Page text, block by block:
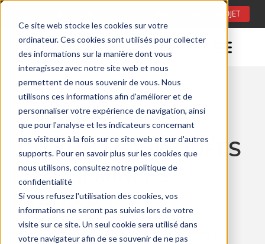
Ce site web stocke les cookies sur votre
ordinateur. Ces cookies sont utilisés pour collecter
des informations sur la manière dont vous
interagissez avec notre site web et nous
permettent de nous souvenir de vous. Nous
utilisons ces informations afin d'améliorer et de
personnaliser votre expérience de navigation, ainsi
que pour l'analyse et les indicateurs concernant
nos visiteurs à la fois sur ce site web et sur d'autres
supports. Pour en savoir plus sur les cookies que
nous utilisons, consultez notre politique de
confidentialité
Si vous refusez l'utilisation des cookies, vos
informations ne seront pas suivies lors de votre
visite sur ce site. Un seul cookie sera utilisé dans
votre navigateur afin de se souvenir de ne pas
CONSULTATION DE PROJET
Temps de lecture: 0 minuty
13/12/2024
OÙ SONT FABRIQUÉES
LES CHEMINÉES
PLANIKA ?
Où sont fabriquées les cheminées Planika ?